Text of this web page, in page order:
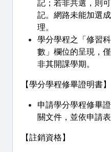
記；若非共選，則
記。網路未能加選
理。
學分學程之「修習
數」欄位的呈現，
非其開課學期。
【學分學程修畢證明書】
申請學分學程修畢
關文件，並依申請
【註銷資格】